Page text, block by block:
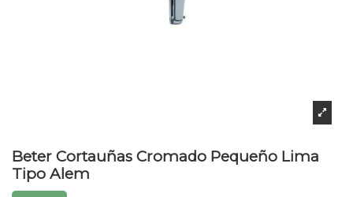
Beter Cortauñas Cromado Pequeño Lima
Tipo Alem